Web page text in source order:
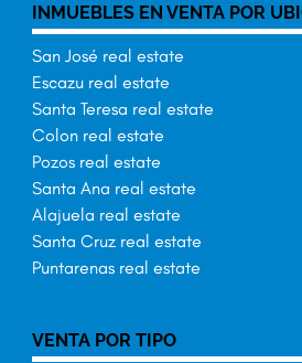
INMUEBLES EN VENTA POR
San José real estate
Escazu real estate
Santa Teresa real estate
Colon real estate
Pozos real estate
Santa Ana real estate
Alajuela real estate
Santa Cruz real estate
Puntarenas real estate
VENTA POR TIPO